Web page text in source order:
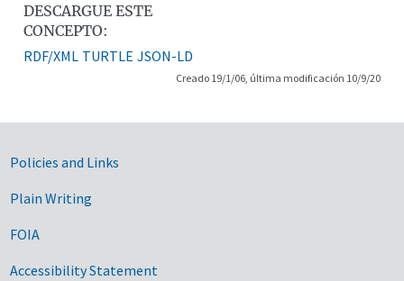
DESCARGUE ESTE
CONCEPTO:
RDF/XML TURTLE JSON-LD
Creado 19/1/06, última modificación 10/9/20
Government Links
Policies and Links
Plain Writing
FOIA
Accessibility Statement